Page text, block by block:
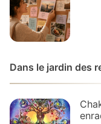
Dans le jardin des